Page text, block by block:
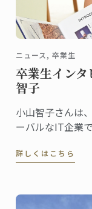
ニュース, 卒業生
卒業生イン
智子
小山智子さんは
ーバルなIT企業
た。
詳しくはこちら